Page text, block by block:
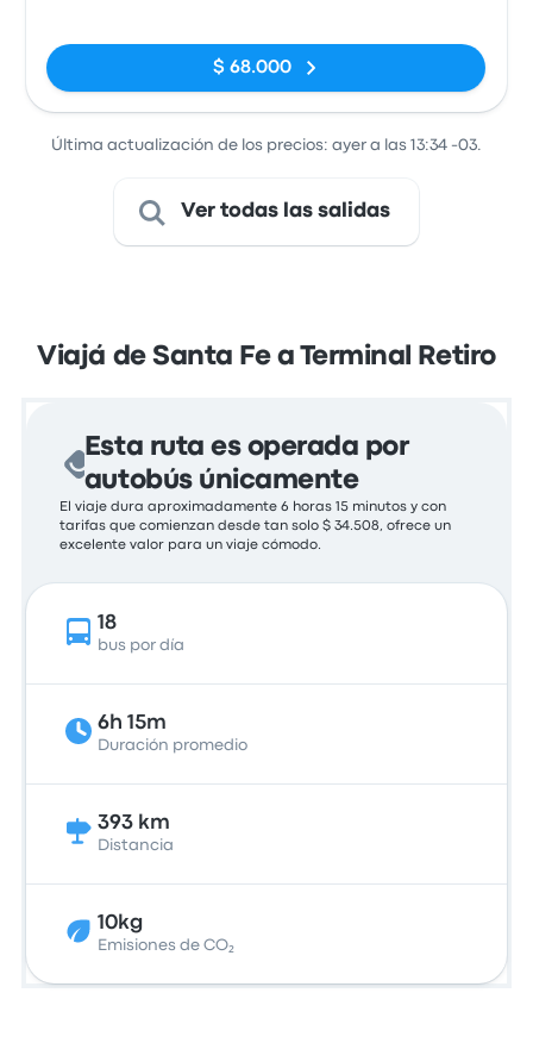
$ 68.000
Última actualización de los precios: ayer a las 13:34 -03.
Ver todas las salidas
Viajá de Santa Fe a Terminal Retiro
Esta ruta es operada por
autobús únicamente
El viaje dura aproximadamente 6 horas 15 minutos y con
tarifas que comienzan desde tan solo $ 34.508, ofrece un
excelente valor para un viaje cómodo.
18
bus por día
6h 15m
Duración promedio
393 km
Distancia
10kg
Emisiones de CO₂